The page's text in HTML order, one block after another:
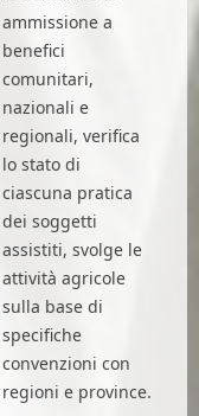
ammissione a
benefici
comunitari,
nazionali e
regionali, verifica
lo stato di
ciascuna pratica
dei soggetti
assistiti, svolge le
attività agricole
sulla base di
specifiche
convenzioni con
regioni e province.